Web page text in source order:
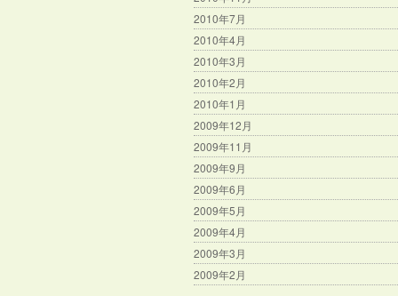
2010年7月
2010年4月
2010年3月
2010年2月
2010年1月
2009年12月
2009年11月
2009年9月
2009年6月
2009年5月
2009年4月
2009年3月
2009年2月